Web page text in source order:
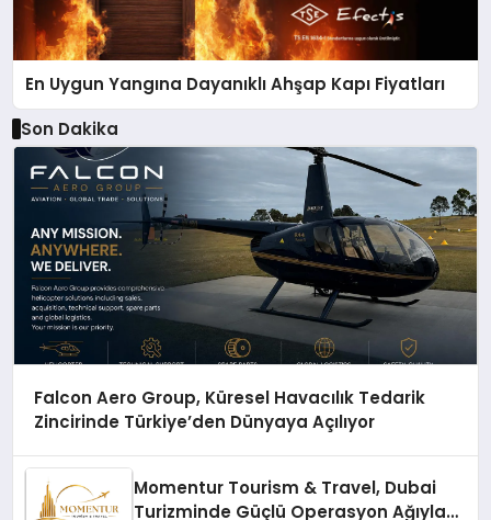
En Uygun Yangına Dayanıklı Ahşap Kapı Fiyatları
Son Dakika
Falcon Aero Group, Küresel Havacılık Tedarik
Zincirinde Türkiye’den Dünyaya Açılıyor
Momentur Tourism & Travel, Dubai
Turizminde Güçlü Operasyon Ağıyla